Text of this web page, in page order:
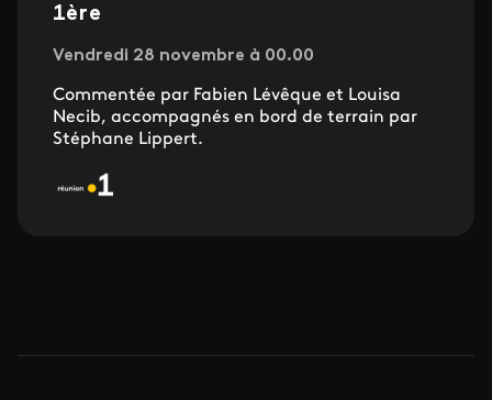
1ère
Vendredi 28 novembre à 00.00
Commentée par Fabien Lévêque et Louisa
Necib, accompagnés en bord de terrain par
Stéphane Lippert.